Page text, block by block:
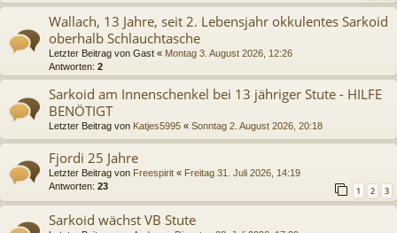
Wallach, 13 Jahre, seit 2. Lebensjahr okkulentes Sarkoid
oberhalb Schlauchtasche
Letzter Beitrag von Gast « Montag 3. August 2026, 12:26
Antworten: 2
Sarkoid am Innenschenkel bei 13 jähriger Stute - HILFE
BENÖTIGT
Letzter Beitrag von Katjes5995 « Sonntag 2. August 2026, 20:18
Fjordi 25 Jahre
Letzter Beitrag von Freespirit « Freitag 31. Juli 2026, 14:19
Antworten: 23 1 2 3
Sarkoid wächst VB Stute